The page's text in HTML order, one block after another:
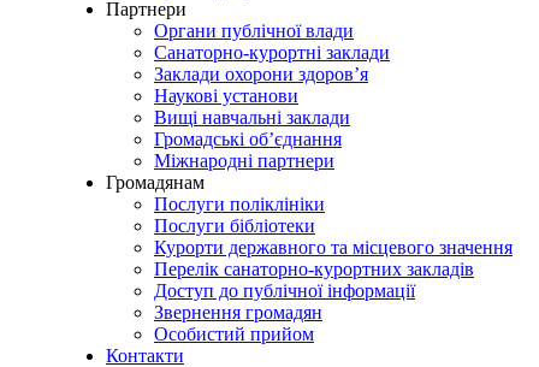
Партнери
Органи публічної влади
Санаторно-курортні заклади
Заклади охорони здоров’я
Наукові установи
Вищі навчальні заклади
Громадські об’єднання
Міжнародні партнери
Громадянам
Послуги поліклініки
Послуги бібліотеки
Курорти державного та місцевого значення
Перелік санаторно-курортних закладів
Доступ до публічної інформації
Звернення громадян
Особистий прийом
Контакти